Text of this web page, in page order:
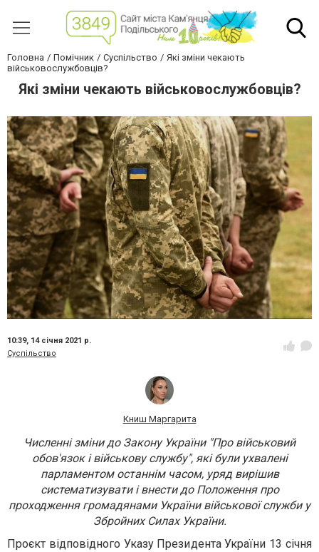
Головна Помічник Суспільство
Які зміни чекають
військовослужбовців?
Які зміни чекають військовослужбовців?
10:39, 14 січня 2021 р.
Суспільство
Книш Маргарита
Численні зміни до Закону України "Про військовий
обов'язок і військову службу", які були ухвалені
парламентом останнім часом, уряд вирішив
систематизувати і внести до Положення про
проходження громадянами України військової служби у
Збройних Силах України.
Проєкт відповідного Указу Президента України 13 січня